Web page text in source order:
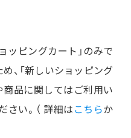
ッピングカート 」のみで
、「新しいショッピング
商品に関してはご利用い
い。（ 詳細は こちらか